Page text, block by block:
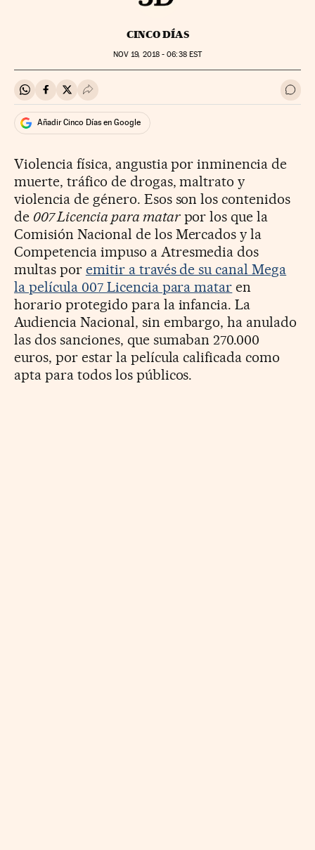
CINCO DÍAS
NOV 19, 2018 - 06:38EST
Compartir en Whatsapp
Compartir en Facebook
Compartir en Twitter
Desplegar Redes Sociales Ir a
Añadir Cinco Días en Google
Violencia física, angustia por inminencia de
muerte, tráfico de drogas, maltrato y
violencia de género. Esos son los contenidos
de 007 Licencia para matarpor los que la
Comisión Nacional de los Mercados y la
Competencia impuso a Atresmedia dos
multas por emitir a través de su canal Mega
la película 007 Licencia para matar en
horario protegido para la infancia. La
Audiencia Nacional, sin embargo, ha anulado
las dos sanciones, que sumaban 270.000
euros, por estar la película calificada como
apta para todos los públicos.